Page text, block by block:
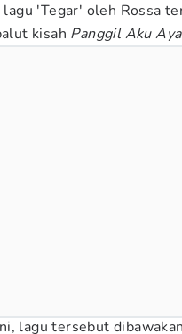
lagu 'Tegar' oleh Rossa
kisah Panggil Aku
lagu tersebut